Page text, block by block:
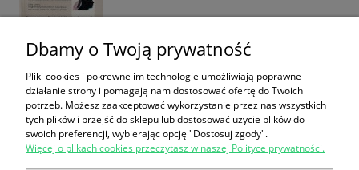
Socjologia wychowania X
24,90 zł
do koszyka
Dbamy o Twoją prywatność
Pliki cookies i pokrewne im technologie umożliwiają poprawne
działanie strony i pomagają nam dostosować ofertę do Twoich
potrzeb. Możesz zaakceptować wykorzystanie przez nas wszystkich
tych plików i przejść do sklepu lub dostosować użycie plików do
swoich preferencji, wybierając opcję "Dostosuj zgody".
Więcej o plikach cookies przeczytasz w naszej Polityce prywatności.